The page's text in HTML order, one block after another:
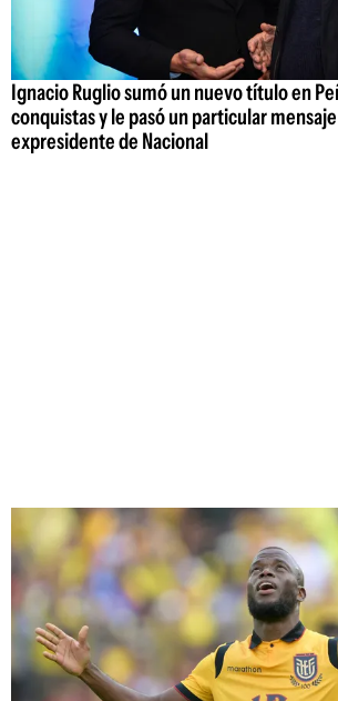
Ignacio Ruglio sumó un nuevo título en
conquistas y le pasó un particular
expresidente de Nacional